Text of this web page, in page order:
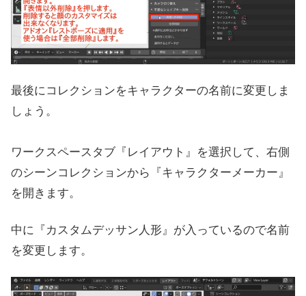
最後にコレクションをキャラクターの名前に変更しま
しょう。
ワークスペースタブ『レイアウト』を選択して、右側
のシーンコレクションから『キャラクターメーカー』
を開きます。
中に『カスタムデッサン人形』が入っているので名前
を変更します。